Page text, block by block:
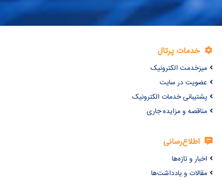
خدمات پرتال
میزخدمت الکترونیک
عضویت در سایت
پشتیبانی خدمات الکترونیک
مناقصه و مزایده جاری
اطلاع‌رسانی
اخبار و تازه‌ها
مقالات و یادداشت‌ها